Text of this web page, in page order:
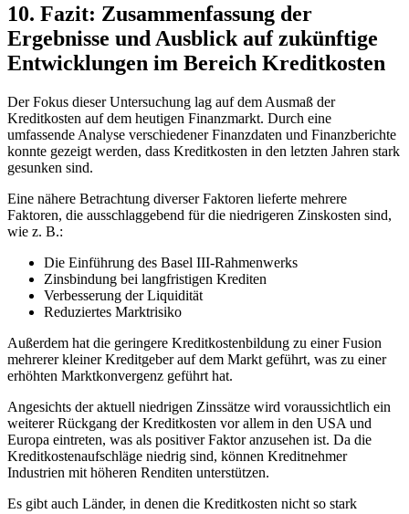
10. Fazit: Zusammenfassung der
Ergebnisse und ⁢Ausblick auf zukünftige
Entwicklungen im Bereich ‌Kreditkosten
Der‌ Fokus​ dieser ⁤Untersuchung ​lag‍ auf dem​ Ausmaß der‍
Kreditkosten auf dem heutigen ‌Finanzmarkt. Durch eine
umfassende Analyse verschiedener Finanzdaten⁢ und Finanzberichte
konnte gezeigt werden, dass Kreditkosten in ‍den letzten Jahren⁢ stark
gesunken sind.
Eine ‌nähere‌ Betrachtung‌ diverser Faktoren lieferte⁤ mehrere
‍Faktoren, die ausschlaggebend für⁢ die niedrigeren Zinskosten ​sind,
wie z. ⁢B.:
Die Einführung des Basel III-Rahmenwerks
Zinsbindung⁣ bei langfristigen Krediten
Verbesserung der⁢ Liquidität
Reduziertes Marktrisiko
Außerdem ⁣hat die geringere Kreditkostenbildung zu einer‌ Fusion
⁢mehrerer kleiner​ Kreditgeber​ auf dem Markt geführt, was zu einer
erhöhten ⁢Marktkonvergenz​ geführt hat.
Angesichts⁣ der ‍aktuell ​niedrigen‌ Zinssätze ⁢wird voraussichtlich ein
weiterer Rückgang der ‍Kreditkosten vor allem in den ⁣USA und ​
Europa eintreten, was​ als positiver Faktor anzusehen ‌ist. Da die ​
Kreditkostenaufschläge niedrig sind, ⁤können ‍Kreditnehmer
Industrien mit höheren Renditen unterstützen.
Es​ gibt auch Länder, in denen ⁤die Kreditkosten nicht so stark